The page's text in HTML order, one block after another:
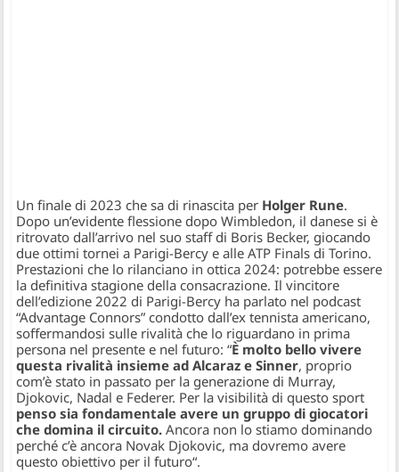
Un finale di 2023 che sa di rinascita per Holger Rune.
Dopo un’evidente flessione dopo Wimbledon, il danese si è
ritrovato dall’arrivo nel suo staff di Boris Becker, giocando
due ottimi tornei a Parigi-Bercy e alle ATP Finals di Torino.
Prestazioni che lo rilanciano in ottica 2024: potrebbe essere
la definitiva stagione della consacrazione. Il vincitore
dell’edizione 2022 di Parigi-Bercy ha parlato nel podcast
“Advantage Connors” condotto dall’ex tennista americano,
soffermandosi sulle rivalità che lo riguardano in prima
persona nel presente e nel futuro: “È molto bello vivere
questa rivalità insieme ad Alcaraz e Sinner, proprio
com’è stato in passato per la generazione di Murray,
Djokovic, Nadal e Federer. Per la visibilità di questo sport
penso sia fondamentale avere un gruppo di giocatori
che domina il circuito. Ancora non lo stiamo dominando
perché c’è ancora Novak Djokovic, ma dovremo avere
questo obiettivo per il futuro“.